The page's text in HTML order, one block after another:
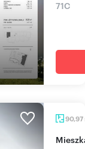
71C
90,97